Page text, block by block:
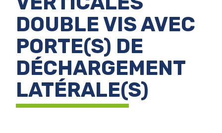
DOUBLE VIS AVEC
PORTE(S) DE
DÉCHARGEMENT
LATÉRALE(S)